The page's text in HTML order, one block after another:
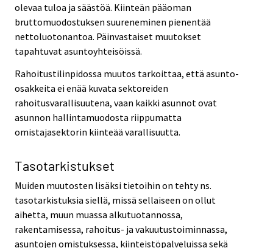
olevaa tuloa ja säästöä. Kiinteän pääoman
bruttomuodostuksen suureneminen pienentää
nettoluotonantoa. Päinvastaiset muutokset
tapahtuvat asuntoyhteisöissä.
Rahoitustilinpidossa muutos tarkoittaa, että asunto-
osakkeita ei enää kuvata sektoreiden
rahoitusvarallisuutena, vaan kaikki asunnot ovat
asunnon hallintamuodosta riippumatta
omistajasektorin kiinteää varallisuutta.
Tasotarkistukset
Muiden muutosten lisäksi tietoihin on tehty ns.
tasotarkistuksia siellä, missä sellaiseen on ollut
aihetta, muun muassa alkutuotannossa,
rakentamisessa, rahoitus- ja vakuutustoiminnassa,
asuntojen omistuksessa, kiinteistöpalveluissa sekä